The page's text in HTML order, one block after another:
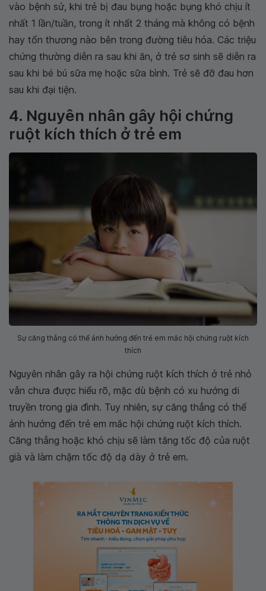
vào bệnh sử, khi trẻ bị đau bụng hoặc bụng khó chịu ít
nhất 1 lần/tuần, trong ít nhất 2 tháng mà không có bệnh
hay tổn thương nào bên trong đường tiêu hóa. Các triệu
chứng thường diễn ra sau khi ăn, ở trẻ sơ sinh sẽ diễn ra
sau khi bé bú sữa mẹ hoặc sữa bình. Trẻ sẽ đỡ đau hơn
sau khi đại tiện.
4. Nguyên nhân gây hội chứng
ruột kích thích ở trẻ em
Sự căng thẳng có thể ảnh hưởng đến trẻ em mắc hội chứng ruột kích
thích
Nguyên nhân gây ra hội chứng ruột kích thích ở trẻ nhỏ
vẫn chưa được hiểu rõ, mặc dù bệnh có xu hướng di
truyền trong gia đình. Tuy nhiên, sự căng thẳng có thể
ảnh hưởng đến trẻ em mắc hội chứng ruột kích thích.
Căng thẳng hoặc khó chịu sẽ làm tăng tốc độ của ruột
già và làm chậm tốc độ dạ dày ở trẻ em.